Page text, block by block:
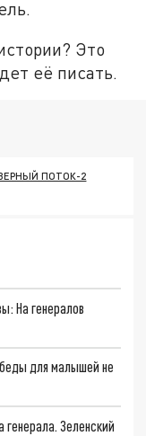
Это
её писать.
ПОТОК-2
На генералов
для малышей не
Зеленский